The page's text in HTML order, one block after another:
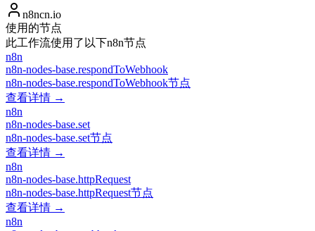
n8ncn.io
使用的节点
此工作流使用了以下n8n节点
n8n
n8n-nodes-base.respondToWebhook
n8n-nodes-base.respondToWebhook节点
查看详情 →
n8n
n8n-nodes-base.set
n8n-nodes-base.set节点
查看详情 →
n8n
n8n-nodes-base.httpRequest
n8n-nodes-base.httpRequest节点
查看详情 →
n8n